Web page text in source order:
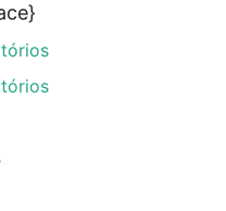
podem se
um apartamento e